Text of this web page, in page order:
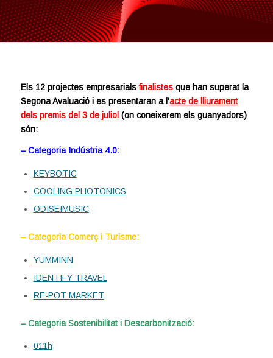
Els 12 projectes empresarialsfinalistesque han superat la
Segona Avaluació i es presentaran a l’acte de lliurament
dels premis del 3 de juliol (on coneixerem els guanyadors)
són:
– Categoria Indústria 4.0:
KEYBOTIC
COOLING PHOTONICS
ODISEIMUSIC
– Categoria Comerç i Turisme:
YUMMINN
IDENTIFY TRAVEL
RE-POT MARKET
– Categoria Sostenibilitat i Descarbonització:
011h